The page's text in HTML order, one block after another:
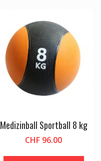
Medizinball Sportball 8 kg
CHF 96.00